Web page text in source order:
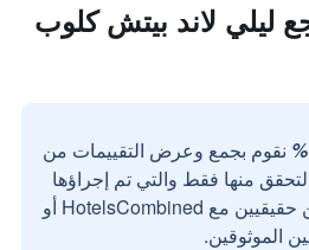
ليلي لاند بيتش كلوب
نقوم بجمع وعرض التقييمات من
منها فقط والتي تم إجراؤها
بواسطة مستخدمين حقيقيين مع HotelsCombined أو
الموثوقين.